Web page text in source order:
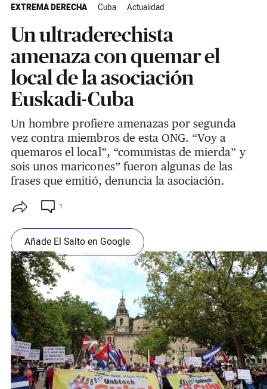
EXTREMA DERECHA Cuba Actualidad
Un ultraderechista
amenaza con quemar el
local de la asociación
Euskadi-Cuba
Un hombre profiere amenazas por segunda
vez contra miembros de esta ONG. “Voy a
quemaros el local”, “comunistas de mierda” y
sois unos maricones” fueron algunas de las
frases que emitió, denuncia la asociación.
1
Añade El Salto en Google